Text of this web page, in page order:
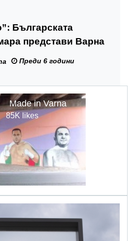
Българската
представи Варна
Преди 6 години
Made in Varna
85K likes